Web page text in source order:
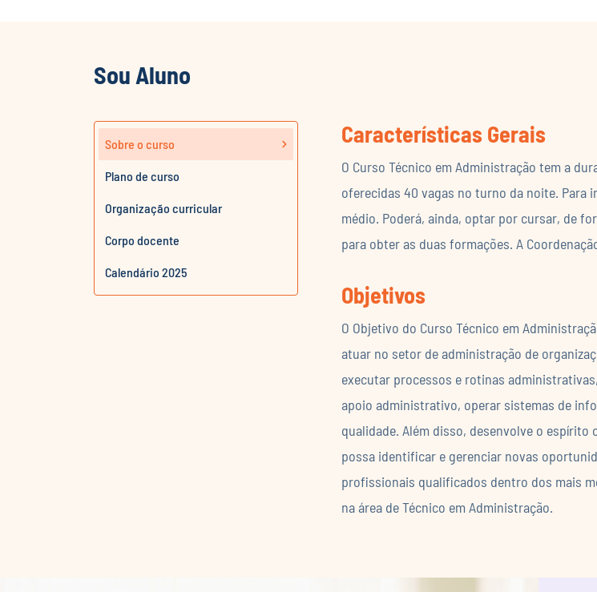
Sou Aluno
Sobre o curso
Plano de curso
Organização curricular
Corpo docente
Calendário 2025
Características Gerais
O Curso Técnico em Administração tem a
oferecidas 40 vagas no turno da noite. Para
médio. Poderá, ainda, optar por cursar, de
para obter as duas formações. A
Objetivos
O Objetivo do Curso Técnico em
atuar no setor de administração de
executar processos e rotinas
apoio administrativo, operar sistemas de
qualidade. Além disso, desenvolve o
possa identificar e gerenciar novas
profissionais qualificados dentro dos mais
na área de Técnico em Administração.